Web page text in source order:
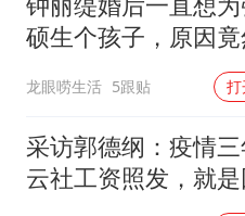
公司“
A股
东方
硕生个孩子，原因竟
龙眼唠生活 5跟贴 打
采访郭德纲：疫情
云社工资照发，就是